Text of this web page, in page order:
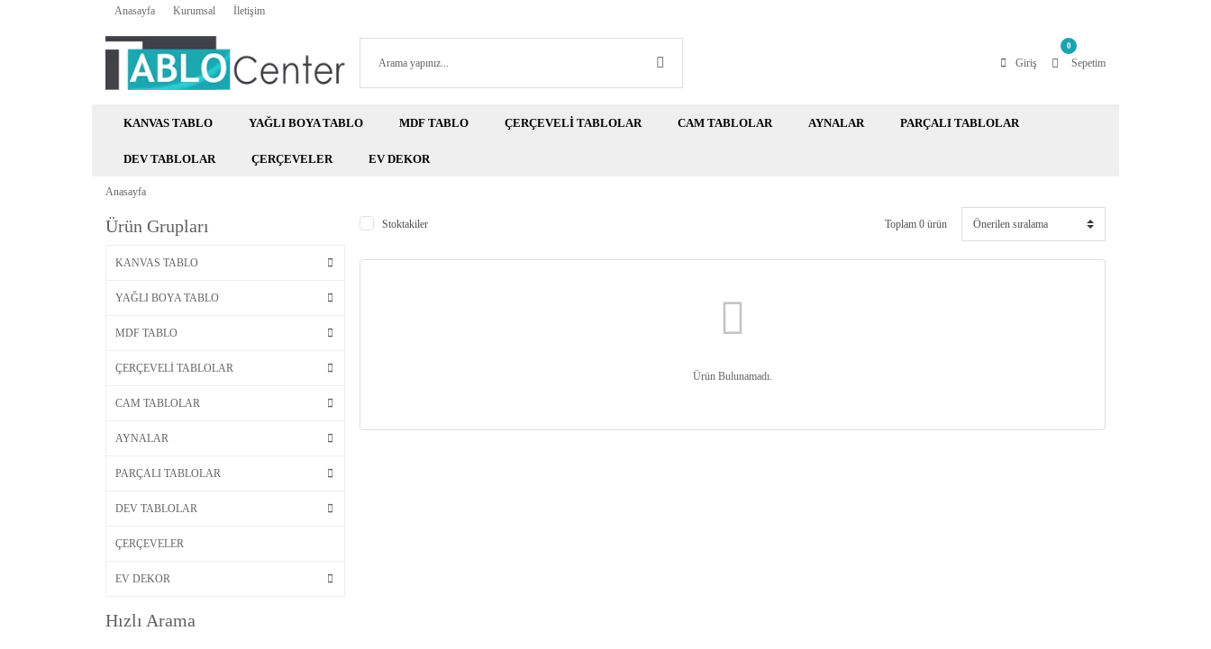
Anasayfa Kurumsal İletişim
Giriş Sepetim
0
KANVAS TABLO YAĞLI BOYA TABLO MDF TABLO ÇERÇEVELİ TABLOLAR CAM TABLOLAR AYNALAR PARÇALI TABLOLAR
DEV TABLOLAR ÇERÇEVELER EV DEKOR
Anasayfa
Ürün Grupları
KANVAS TABLO
YAĞLI BOYA TABLO
MDF TABLO
ÇERÇEVELİ TABLOLAR
CAM TABLOLAR
AYNALAR
PARÇALI TABLOLAR
DEV TABLOLAR
ÇERÇEVELER
EV DEKOR
Hızlı Arama
Stoktakiler Toplam 0 ürün
Ürün Bulunamadı.